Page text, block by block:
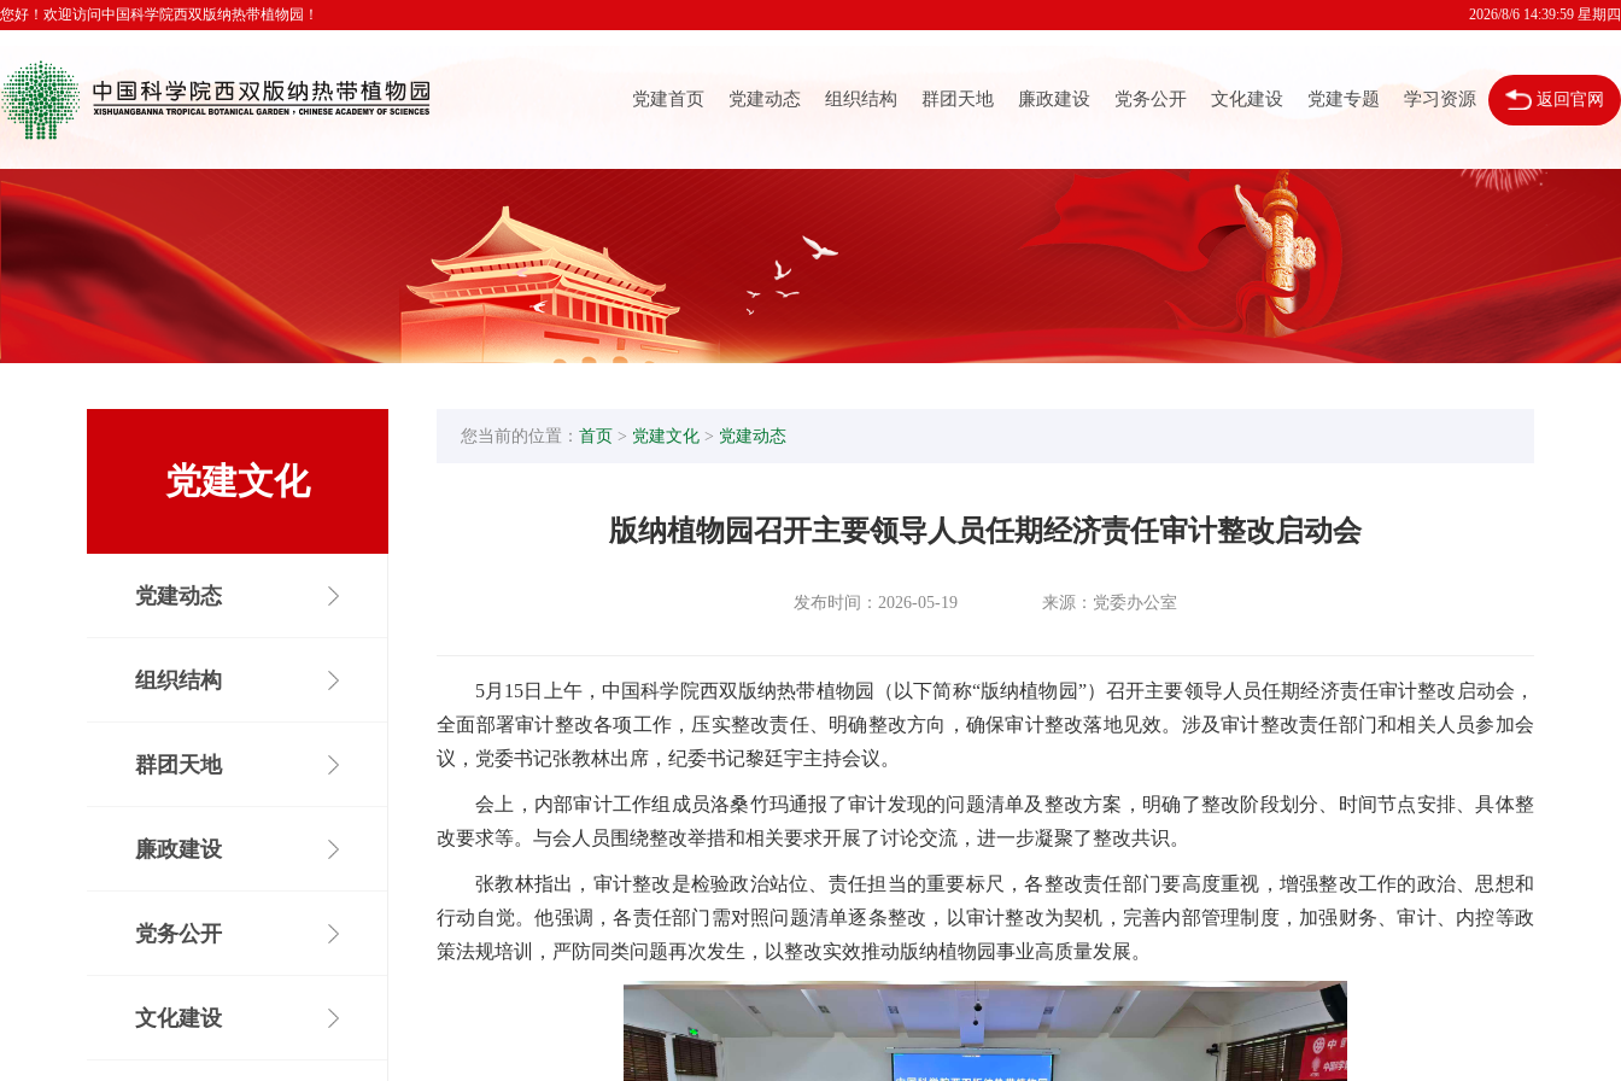
您好！欢迎访问中国科学院西双版纳热带植物园！ 2026/8/6 14:40:0 星期四
党建首页 党建动态 组织结构 群团天地 廉政建设 党务公开 文化建设 党建专题 学习资源 返回官网
党建文化
党建动态
组织结构
群团天地
廉政建设
党务公开
文化建设
您当前的位置： 首页 > 党建文化 > 党建动态
版纳植物园召开主要领导人员任期经济责任审计整改启动会
发布时间：2026-05-19 来源：党委办公室
5月15日上午，中国科学院西双版纳热带植物园（以下简称“版纳植物园”）召开主要领导人员任期经济责任审计整改启动会，
全面部署审计整改各项工作，压实整改责任、明确整改方向，确保审计整改落地见效。涉及审计整改责任部门和相关人员参加会
议，党委书记张教林出席，纪委书记黎廷宇主持会议。
会上，内部审计工作组成员洛桑竹玛通报了审计发现的问题清单及整改方案，明确了整改阶段划分、时间节点安排、具体整
改要求等。与会人员围绕整改举措和相关要求开展了讨论交流，进一步凝聚了整改共识。
张教林指出，审计整改是检验政治站位、责任担当的重要标尺，各整改责任部门要高度重视，增强整改工作的政治、思想和
行动自觉。他强调，各责任部门需对照问题清单逐条整改，以审计整改为契机，完善内部管理制度，加强财务、审计、内控等政
策法规培训，严防同类问题再次发生，以整改实效推动版纳植物园事业高质量发展。